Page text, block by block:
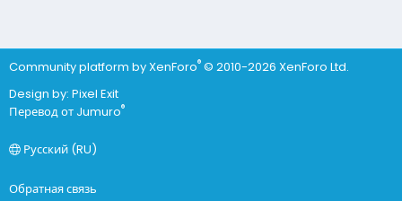
Community platform by XenForo® © 2010-2026 XenForo Ltd.
Design by: Pixel Exit
Перевод от Jumuro®
Русский (RU)
Обратная связь